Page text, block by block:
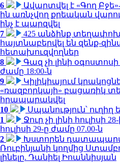
6
Ավարտվել է «Գող
ին առնչվող քրեական
ինչ է պարզվել
7
425 անձինք
հայտնաբերվել են զենք-
հետախուզվողներ
8
Գազ չի լինի օգոստոսի
ժամը 18:00-ն
9
Կիլիկիայում
«ռազբորկայի» բացառիկ
հրապարակվել
10
Սպանություն՝ ուղիղ
1
Ջուր չի լինի հուլիսի
հուլիսի 29-ը ժամը 07.00-ն
2
Խստորեն
Ռուբինյանի կողմից
լինելը. Դանիել Իոաննիսյան